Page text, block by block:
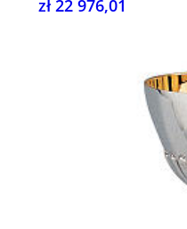
zł 22 976,01